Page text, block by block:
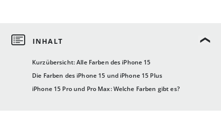
Kurzübersicht: Alle Farben des iPhone 15
Die Farben des iPhone 15 und iPhone 15 Plus
iPhone 15 Pro und Pro Max: Welche Farben gibt es?